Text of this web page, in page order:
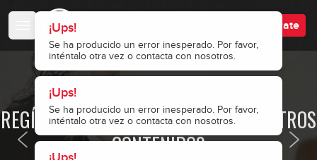
Regístrate
REGÍSTRATE Y ACCEDE A TODOS NUESTROS
CONTENIDOS